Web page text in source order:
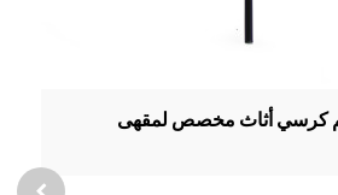
كرسي أثاث مخصص لمقهى